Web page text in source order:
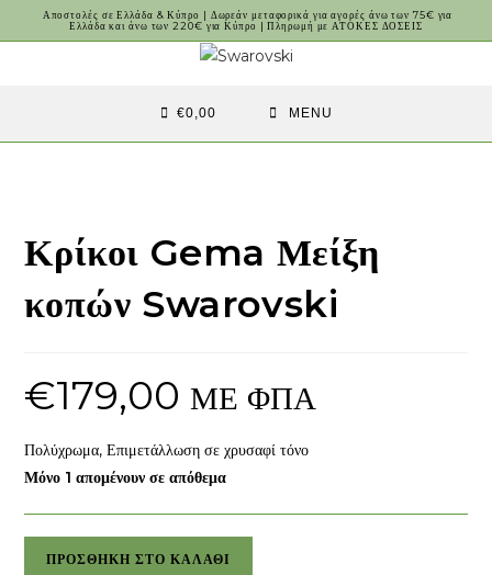
to
Αποστολές σε Ελλάδα & Κύπρο | Δωρεάν μεταφορικά για αγορές άνω των 75€ για
Ελλάδα και άνω των 220€ για Κύπρο | Πληρωμή με ΑΤΟΚΕΣ ΔΟΣΕΙΣ
€0,00 MENU
Κρίκοι Gema Μείξη
κοπών Swarovski
€179,00 ΜΕ ΦΠΑ
Πολύχρωμα, Επιμετάλλωση σε χρυσαφί τόνο
Μόνο 1 απομένουν σε απόθεμα
ΠΡΟΣΘΉΚΗ ΣΤΟ ΚΑΛΆΘΙ